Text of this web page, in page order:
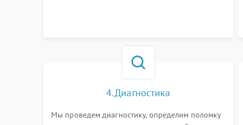
4. Диагностика
Мы проведем диагностику, определим поломку